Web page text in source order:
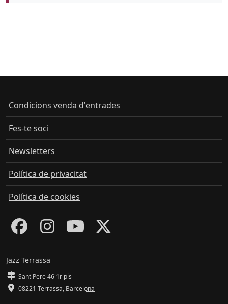
Condicions venda d'entrades
Fes-te soci
Newsletters
Política de privacitat
Política de cookies
Jazz Terrassa
Sant Pere 46 1r pis
08221 Terrassa, Barcelona